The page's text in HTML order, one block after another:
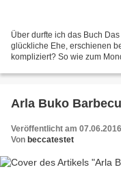
Über durfte ich das Buch
glückliche Ehe, erschienen
kompliziert? So wie zum
Arla Buko
Veröffentlicht am
Von beccatestet